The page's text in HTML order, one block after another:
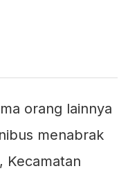
orang lainnya
menabrak
Kecamatan